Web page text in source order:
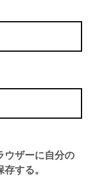
ウザーに自分の
する。